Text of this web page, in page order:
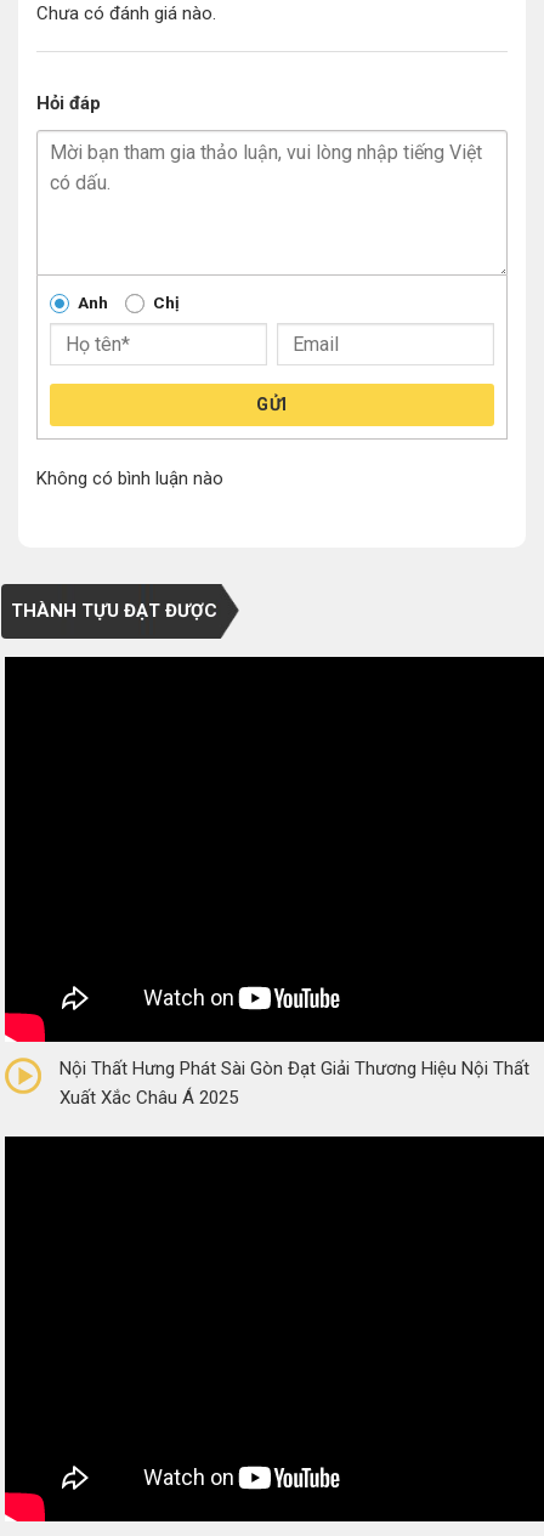
Chưa có đánh giá nào.
Hỏi đáp
Anh Chị
GỬI
Không có bình luận nào
THÀNH TỰU ĐẠT ĐƯỢC
(0 Reviews)
Nội Thất Hưng Phát Sài Gòn Đạt Giải Thương Hiệu Nội Thất
Xuất Xắc Châu Á 2025
(0 Reviews)